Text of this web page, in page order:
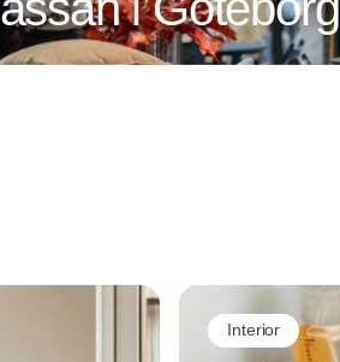
Interior